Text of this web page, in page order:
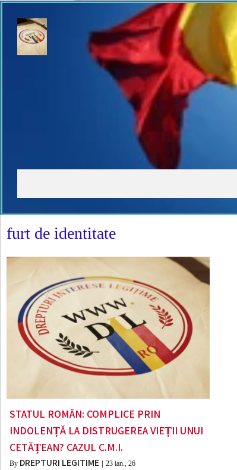
furt de identitate
STATUL ROMÂN: COMPLICE PRIN
INDOLENȚĂ LA DISTRUGEREA VIEȚII UNUI
CETĂȚEAN? CAZUL C.M.I.
By DREPTURI LEGITIME 23 ian., 26